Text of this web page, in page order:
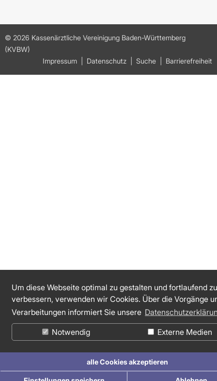
© 2026 Kassenärztliche Vereinigung Baden-Württemberg
(KVBW)
Impressum
Datenschutz Suche Barrierefreiheit
Um diese Webseite optimal zu gestalten und fortlaufend zu
verbessern, verwenden wir Cookies. Über die Vorgänge
Verarbeitungen informiert Sie unsere
Notwendig Externe Medien
alle Cookies akzeptieren